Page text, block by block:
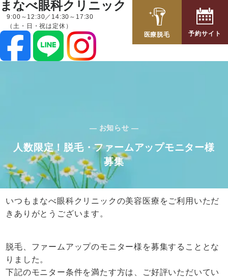
まなべ眼科クリニック
医療脱毛 予約サイト
9:00～12:30／14:30～17:30
（土・日・祝は定休）
— お知らせ —
人数限定！脱毛・ファームアップモニター様
募集
いつもまなべ眼科クリニックの美容医療をご利用いただ
きありがとうございます。
脱毛、ファームアップのモニター様を募集することとな
りました。
下記のモニター条件を満たす方は、ご好評いただいてい